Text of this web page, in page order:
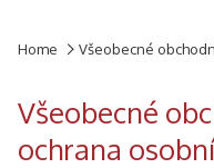
Home Všeobecné
Všeobecné
ochrana